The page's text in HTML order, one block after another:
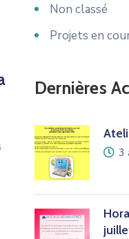
Non classé
Projets en
Dernières
3